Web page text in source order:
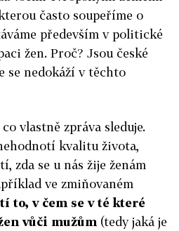
často soupeříme o
především v politické
žen. Proč? Jsou české
se nedokáží v těchto
vlastně zpráva sleduje.
kvalitu života,
zda se u nás žije ženám
ve zmiňovaném
to, v čem se v té které
vůči mužům (tedy jaká je